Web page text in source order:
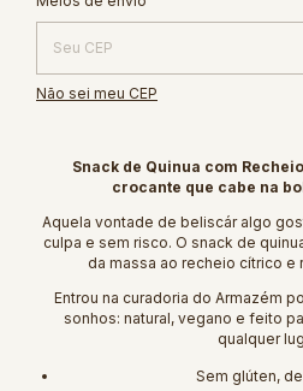
Não sei meu CEP
Snack de Quinua com
crocante que cabe na
Aquela vontade de beliscár algo
culpa e sem risco. O snack de
da massa ao recheio cítrico e
Entrou na curadoria do Armazém
sonhos: natural, vegano e feito
qualquer
Sem glúten,